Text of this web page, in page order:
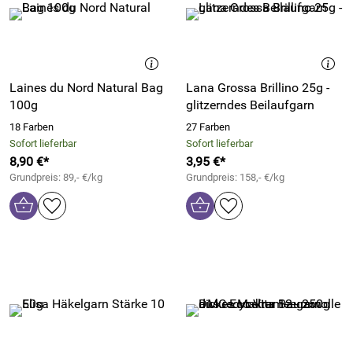
Laines du Nord Natural Bag
100g
18 Farben
Sofort lieferbar
8,90 €*
Grundpreis: 89,- €/kg
Lana Grossa Brillino 25g -
glitzerndes Beilaufgarn
27 Farben
Sofort lieferbar
3,95 €*
Grundpreis: 158,- €/kg